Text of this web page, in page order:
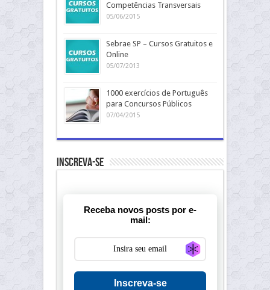
Competências Transversais
05/06/2015
Sebrae SP – Cursos Gratuitos e
Online
05/07/2013
1000 exercícios de Português
para Concursos Públicos
07/04/2015
Inscreva-se
Receba novos posts por e-
mail:
Generate new
Inscreva-se